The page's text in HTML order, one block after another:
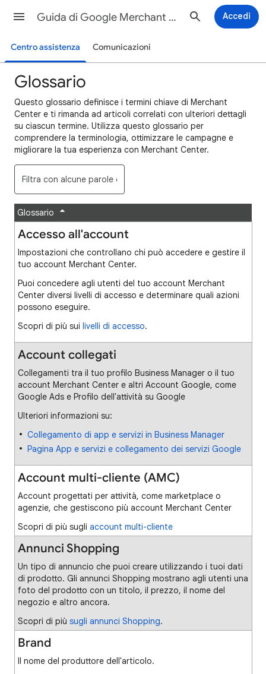
Guida di Google Merchant Center Accedi
Centro assistenza Comunicazioni
Glossario
Questo glossario definisce i termini chiave di Merchant
Center e ti rimanda ad articoli correlati con ulteriori dettagli
su ciascun termine. Utilizza questo glossario per
comprendere la terminologia, ottimizzare le campagne e
migliorare la tua esperienza con Merchant Center.
Glossario
Accesso all'account
Impostazioni che controllano chi può accedere e gestire il
tuo account Merchant Center.
Puoi concedere agli utenti del tuo account Merchant
Center diversi livelli di accesso e determinare quali azioni
possono eseguire.
Scopri di più sui livelli di accesso.
Account collegati
Collegamenti tra il tuo profilo Business Manager o il tuo
account Merchant Center e altri Account Google, come
Google Ads e Profilo dell'attività su Google
Ulteriori informazioni su:
Collegamento di app e servizi in Business Manager
Pagina App e servizi e collegamento dei servizi Google
Account multi-cliente (AMC)
Account progettati per attività, come marketplace o
agenzie, che gestiscono più account Merchant Center
Scopri di più sugli account multi-cliente
Annunci Shopping
Un tipo di annuncio che puoi creare utilizzando i tuoi dati
di prodotto. Gli annunci Shopping mostrano agli utenti una
foto del prodotto con un titolo, il prezzo, il nome del
negozio e altro ancora.
Scopri di più sugli annunci Shopping.
Brand
Il nome del produttore dell'articolo.